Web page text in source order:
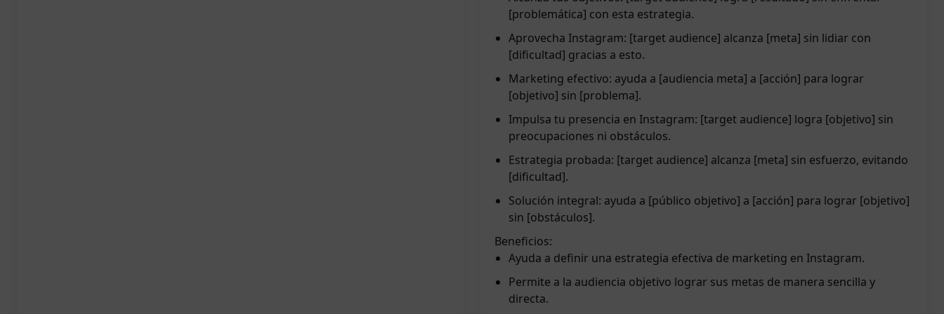
[problemática] con esta estrategia.
Aprovecha Instagram: [target audience] alcanza [meta] sin lidiar con
[dificultad] gracias a esto.
Marketing efectivo: ayuda a [audiencia meta] a [acción] para lograr
[objetivo] sin [problema].
Impulsa tu presencia en Instagram: [target audience] logra [objetivo] sin
preocupaciones ni obstáculos.
Estrategia probada: [target audience] alcanza [meta] sin esfuerzo, evitando
[dificultad].
Solución integral: ayuda a [público objetivo] a [acción] para lograr [objetivo]
sin [obstáculos].
Beneficios:
Ayuda a definir una estrategia efectiva de marketing en Instagram.
Permite a la audiencia objetivo lograr sus metas de manera sencilla y
directa.